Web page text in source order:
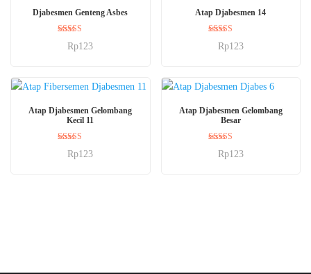
Djabesmen Genteng Asbes
Dinilai
5.00
Rp123
Atap Djabesmen 14
Dinilai
5.00
Rp123
Atap Djabesmen Gelombang
Kecil 11
Dinilai
5.00
Rp123
Atap Djabesmen Gelombang
Besar
Dinilai
5.00
Rp123